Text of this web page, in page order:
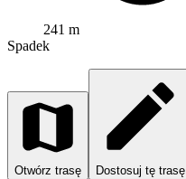
241 m
Spadek
Otwórz trasę Dostosuj tę trasę